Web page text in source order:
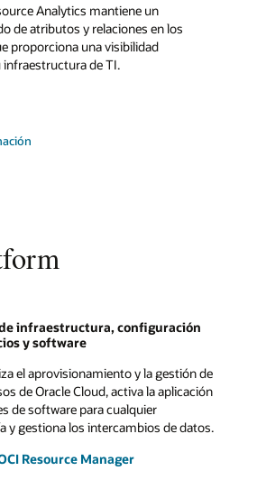
Analytics mantiene un
de atributos y relaciones en los
proporciona una visibilidad
de TI.
infraestructura, configuración
y software
el aprovisionamiento y la gestión de
de Oracle Cloud, activa la aplicación
de software para cualquier
y gestiona los intercambios de datos.
Resource Manager